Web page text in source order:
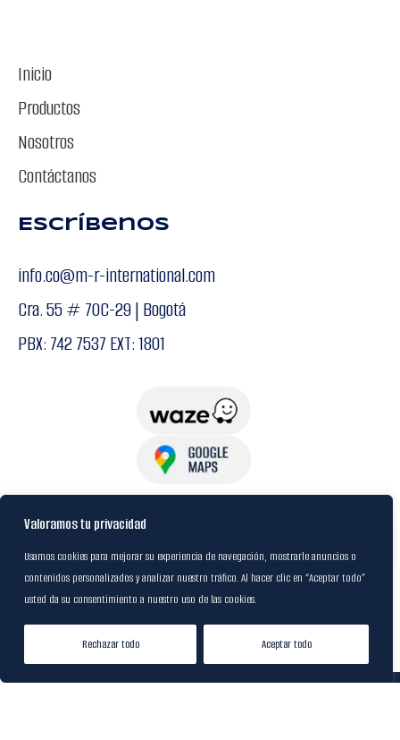
Valoramos tu privacidad
Usamos cookies para mejorar su experiencia de navegación, mostrarle anuncios o
contenidos personalizados y analizar nuestro tráfico. Al hacer clic en “Aceptar todo”
usted da su consentimiento a nuestro uso de las cookies.
Rechazar todo Aceptar todo
Inicio
Productos
Nosotros
Contáctanos
Escríbenos
info.co@m-r-international.com
Cra. 55 # 70C-29 | Bogotá
PBX: 742 7537 EXT: 1801
USuarios
Política de Datos
Certificación FSC